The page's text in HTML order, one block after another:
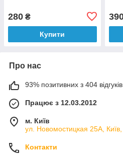
280 ₴
Купити
Про нас
93% позитивних з 404 відгуків
Працює з 12.03.2012
м. Київ
ул. Новомостицкая 25А, Київ,
Контакти